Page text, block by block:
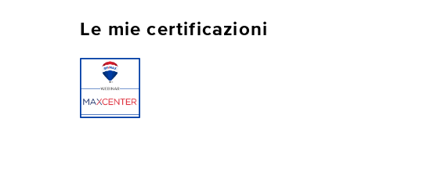
Le mie certificazioni